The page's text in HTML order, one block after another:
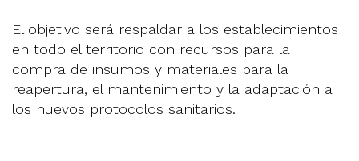
El objetivo será respaldar a los establecimientos
en todo el territorio con recursos para la
compra de insumos y materiales para la
reapertura, el mantenimiento y la adaptación a
los nuevos protocolos sanitarios.